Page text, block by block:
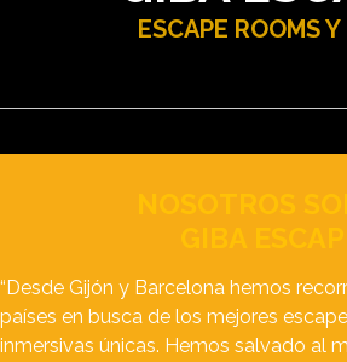
ESCAPE ROOMS
“Desde Gijón y Barcelona hemos
países en busca de los mejores
inmersivas únicas. Hemos salvado al